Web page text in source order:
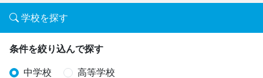
学校を探す
条件を絞り込んで探す
中学校 高等学校